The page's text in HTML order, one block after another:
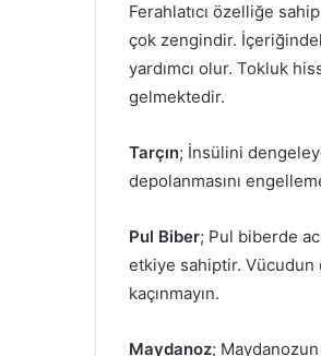
Ferahlatıcı özelliğe
çok zengindir.
yardımcı olur. Tokluk
gelmektedir.
Tarçın; İnsülini
depolanmasını
Pul Biber; Pul biberde
etkiye sahiptir. Vücudun
kaçınmayın.
Maydanoz;